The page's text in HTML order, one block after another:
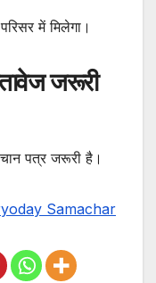
में मिलेगा।
जरूरी
पत्र जरूरी है।
Samachar